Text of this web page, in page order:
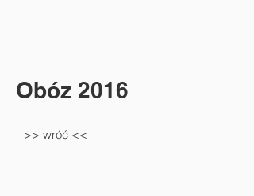
Obóz 2016
>> wróć <<